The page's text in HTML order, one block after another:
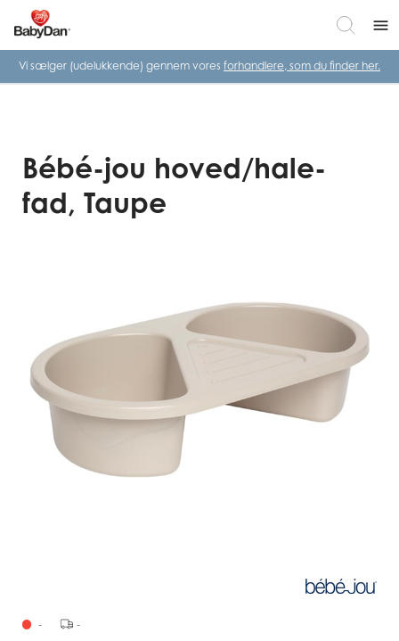
menu
Vi sælger (udelukkende) gennem vores forhandlere, som du finder her.
- -
Bébé-jou hoved/hale-
fad, Taupe